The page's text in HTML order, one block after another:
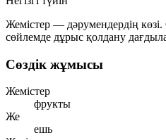
Жемістер — дәрумендердің көзі.
сөйлемде дұрыс қолдану
Сөздік жұмысы
Жемістер
фрукты
Же
ешь